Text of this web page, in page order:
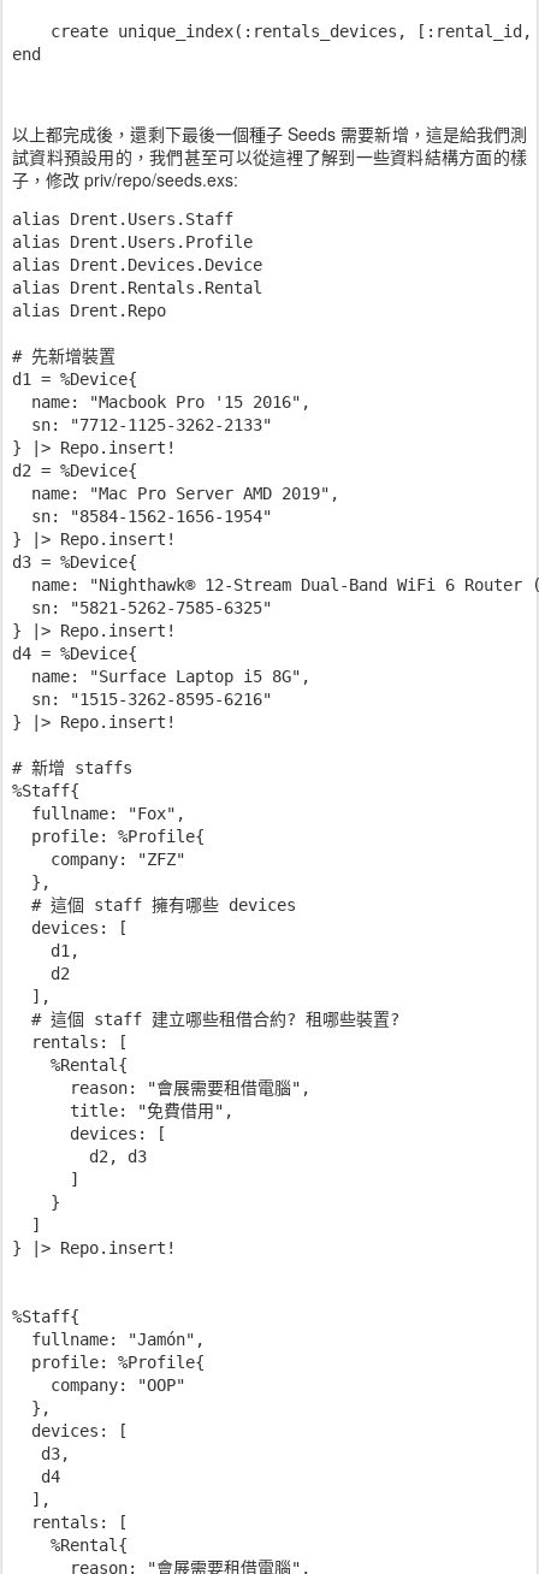
create unique_index(:rentals_devices, [:rental_id,
以上都完成後，還剩下最後一個種子 Seeds 需要新增，這是給我們測
試資料預設用的，我們甚至可以從這裡了解到一些資料結構方面的樣
子，修改 priv/repo/seeds.exs:
alias Drent.Users.Staff
alias Drent.Users.Profile
alias Drent.Devices.Device
alias Drent.Rentals.Rental
alias Drent.Repo
# 先新增裝置
d1 = %Device{
  name: "Macbook Pro '15 2016",
  sn: "7712-1125-3262-2133"
} |> Repo.insert!
d2 = %Device{
  name: "Mac Pro Server AMD 2019",
  sn: "8584-1562-1656-1954"
} |> Repo.insert!
d3 = %Device{
name: "Nighthawk® 12-Stream Dual-Band WiFi 6 Router
  sn: "5821-5262-7585-6325"
} |> Repo.insert!
d4 = %Device{
  name: "Surface Laptop i5 8G",
  sn: "1515-3262-8595-6216"
} |> Repo.insert!
# 新增 staffs
%Staff{
  fullname: "Fox",
  profile: %Profile{
    company: "ZFZ"
  },
  # 這個 staff 擁有哪些 devices
  devices: [
    d1,
    d2
  ],
  # 這個 staff 建立哪些租借合約? 租哪些裝置?
  rentals: [
    %Rental{
      reason: "會展需要租借電腦",
      title: "免費借用",
      devices: [
        d2, d3
      ]
    }
  ]
} |> Repo.insert!
%Staff{
  fullname: "Jamón",
  profile: %Profile{
    company: "OOP"
  },
  devices: [
   d3,
   d4
  ],
  rentals: [
    %Rental{
      reason: "會展需要租借電腦",